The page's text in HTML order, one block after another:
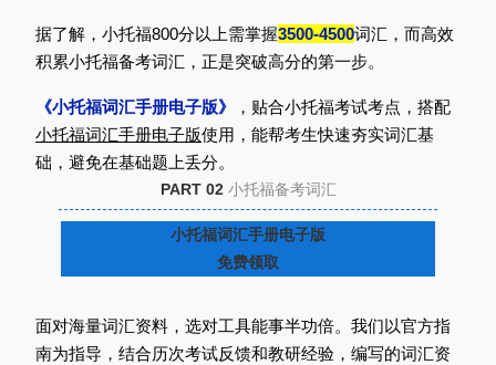
据了解，小托福800分以上需掌握3500-4500词汇，而高效
积累小托福备考词汇，正是突破高分的第一步。
《小托福词汇手册电子版》
，贴合小托福考试考点，搭配
小托福词汇手册电子版使用，能帮考生快速夯实词汇基
础，避免在基础题上丢分。
PART 02 小托福备考词汇
小托福词汇手册电子版
免费领取
面对海量词汇资料，选对工具能事半功倍。我们以官方指
南为指导，结合历次考试反馈和教研经验，编写的词汇资